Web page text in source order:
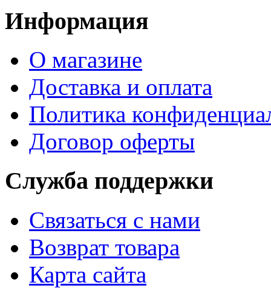
Информация
О магазине
Доставка и оплата
Политика
Договор оферты
Служба поддержки
Связаться с нами
Возврат товара
Карта сайта